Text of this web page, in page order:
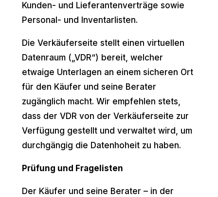
Kunden- und Lieferantenverträge sowie
Personal- und Inventarlisten.
Die Verkäuferseite stellt einen virtuellen
Datenraum („VDR“) bereit, welcher
etwaige Unterlagen an einem sicheren Ort
für den Käufer und seine Berater
zugänglich macht. Wir empfehlen stets,
dass der VDR von der Verkäuferseite zur
Verfügung gestellt und verwaltet wird, um
durchgängig die Datenhoheit zu haben.
Prüfung und Fragelisten
Der Käufer und seine Berater – in der